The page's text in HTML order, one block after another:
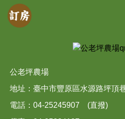
公老坪農場
地址： 臺中市豐原區水源路坪頂
電話： 04-25245907
(直撥)